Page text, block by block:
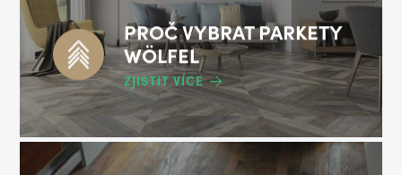
PROČ VYBRAT PARKETY
WÖLFEL
ZJISTIT VÍCE